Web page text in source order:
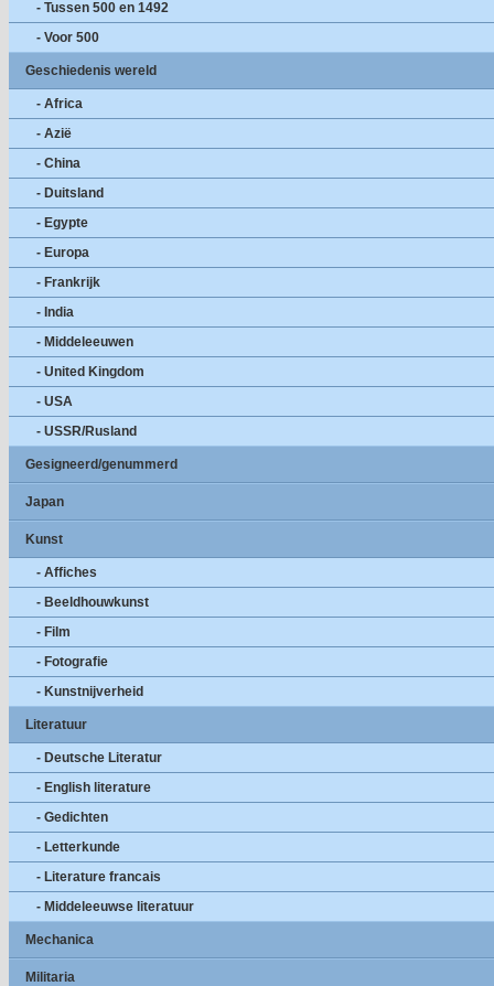
- Tussen 500 en 1492
- Voor 500
Geschiedenis wereld
- Africa
- Azië
- China
- Duitsland
- Egypte
- Europa
- Frankrijk
- India
- Middeleeuwen
- United Kingdom
- USA
- USSR/Rusland
Gesigneerd/genummerd
Japan
Kunst
- Affiches
- Beeldhouwkunst
- Film
- Fotografie
- Kunstnijverheid
Literatuur
- Deutsche Literatur
- English literature
- Gedichten
- Letterkunde
- Literature francais
- Middeleeuwse literatuur
Mechanica
Militaria